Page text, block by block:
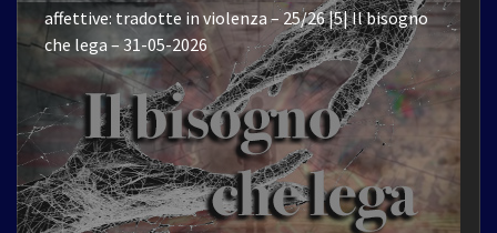
affettive: tradotte in violenza – 25/26 |5| Il bisogno
che lega – 31-05-2026